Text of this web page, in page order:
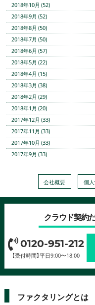
2018年10月 (52)
2018年9月 (52)
2018年8月 (50)
2018年7月 (50)
2018年6月 (57)
2018年5月 (22)
2018年4月 (15)
2018年3月 (38)
2018年2月 (29)
2018年1月 (20)
2017年12月 (33)
2017年11月 (33)
2017年10月 (33)
2017年9月 (33)
会社概要 個
クラウド契約
0120-951-212
【受付時間】平日9:00〜18:00
ファクタリングとは